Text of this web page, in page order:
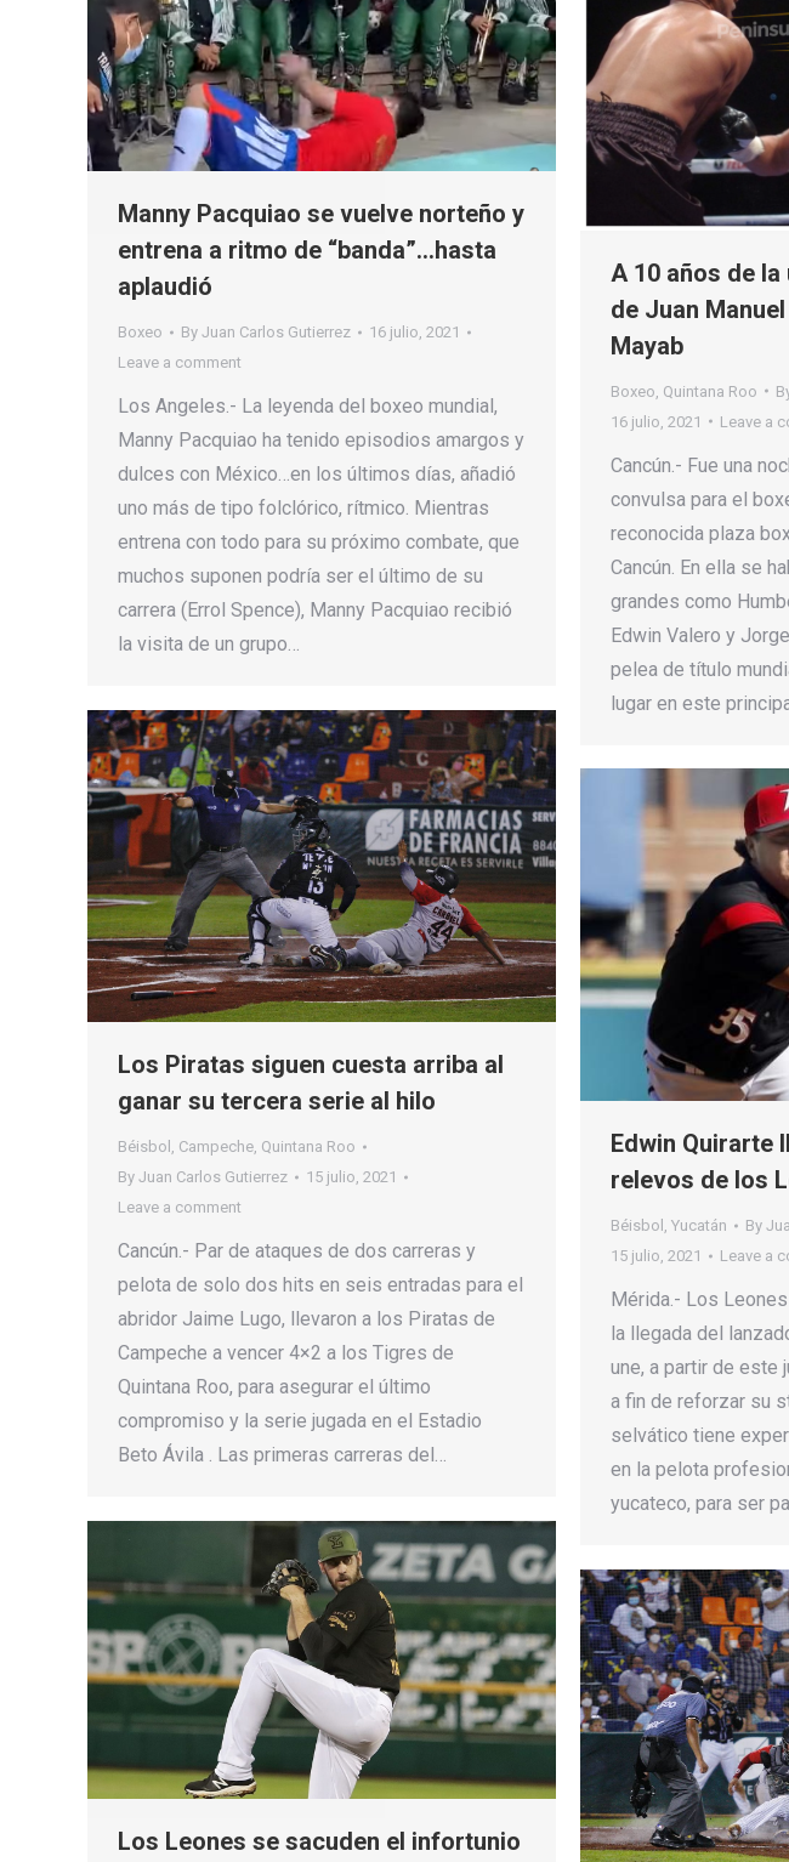
Manny Pacquiao se vuelve norteño y
entrena a ritmo de “banda”…hasta
aplaudió
Boxeo By Juan Carlos Gutierrez
16 julio, 2021
Leave a comment
Los Angeles.- La leyenda del boxeo mundial,
Manny Pacquiao ha tenido episodios amargos y
dulces con México…en los últimos días, añadió
uno más de tipo folclórico, rítmico. Mientras
entrena con todo para su próximo combate, que
muchos suponen podría ser el último de su
carrera (Errol Spence), Manny Pacquiao recibió
la visita de un grupo…
A 10 años de
de Juan
Mayab
Boxeo Quintana Roo
16 julio, 2021
Leave a
Cancún.- Fue una
convulsa para el
reconocida plaza
Cancún. En ella se
grandes como
Edwin Valero y
pelea de título
lugar en este
Los Piratas siguen cuesta arriba al
ganar su tercera serie al hilo
Béisbol , Campeche, Quintana Roo
By Juan Carlos Gutierrez
15 julio, 2021
Leave a comment
Cancún.- Par de ataques de dos carreras y
pelota de solo dos hits en seis entradas para el
abridor Jaime Lugo, llevaron a los Piratas de
Campeche a vencer 4×2 a los Tigres de
Quintana Roo, para asegurar el último
compromiso y la serie jugada en el Estadio
Beto Ávila . Las primeras carreras del…
Edwin Quirarte
relevos de los
Béisbol , Yucatán By
15 julio, 2021
Leave a
Mérida.- Los
la llegada del
une, a partir de este
a fin de reforzar su
selvático tiene
en la pelota
yucateco, para ser
Los Leones se sacuden el infortunio